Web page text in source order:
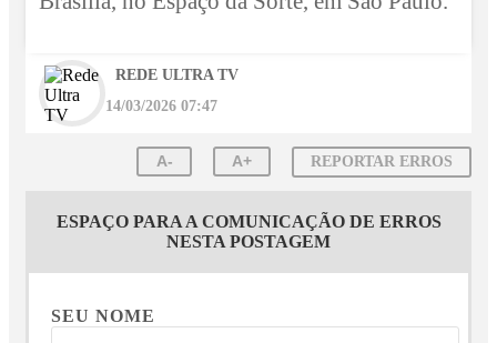
REDE ULTRA TV
14/03/2026 07:47
A- A+ REPORTAR ERROS
ESPAÇO PARA A COMUNICAÇÃO DE ERROS
NESTA POSTAGEM
SEU NOME